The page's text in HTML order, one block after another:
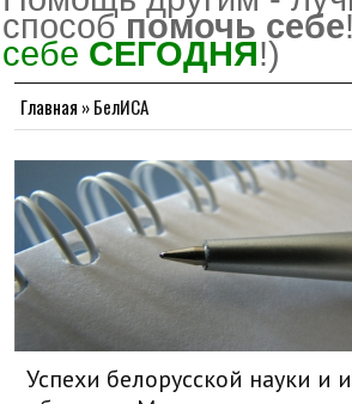
способ помочь себе!
себе СЕГОДНЯ!)
Главная »БелИСА
Успехи белорусской науки и